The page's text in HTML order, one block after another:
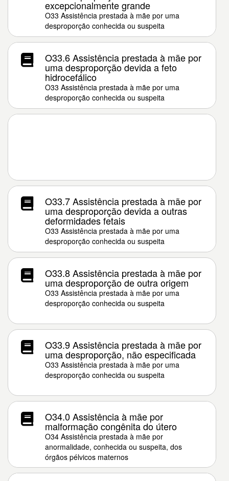
excepcionalmente grande
O33 Assistência prestada à mãe por uma
desproporção conhecida ou suspeita
O33.6 Assistência prestada à mãe por
uma desproporção devida a feto
hidrocefálico
O33 Assistência prestada à mãe por uma
desproporção conhecida ou suspeita
O33.7 Assistência prestada à mãe por
uma desproporção devida a outras
deformidades fetais
O33 Assistência prestada à mãe por uma
desproporção conhecida ou suspeita
O33.8 Assistência prestada à mãe por
uma desproporção de outra origem
O33 Assistência prestada à mãe por uma
desproporção conhecida ou suspeita
O33.9 Assistência prestada à mãe por
uma desproporção, não especificada
O33 Assistência prestada à mãe por uma
desproporção conhecida ou suspeita
O34.0 Assistência à mãe por
malformação congênita do útero
O34 Assistência prestada à mãe por
anormalidade, conhecida ou suspeita, dos
órgãos pélvicos maternos